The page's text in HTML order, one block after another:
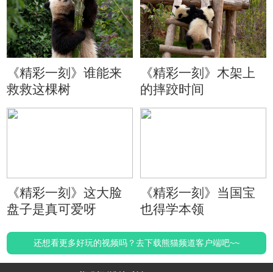
《精彩一刻》谁能来
救救这棵树
《精彩一刻》木架上
的摔跤时间
《精彩一刻》这大脸
盘子是真可爱呀
《精彩一刻》当国宝
也得学本领
还想看更多好玩的视频吗？去下载熊猫频道客户端吧~~